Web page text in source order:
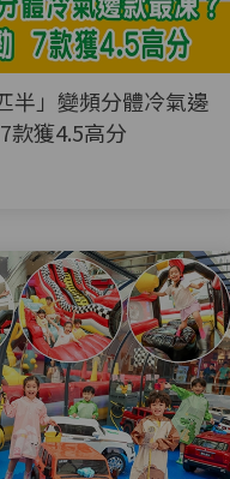
半」變頻分體冷氣邊
款獲4.5高分